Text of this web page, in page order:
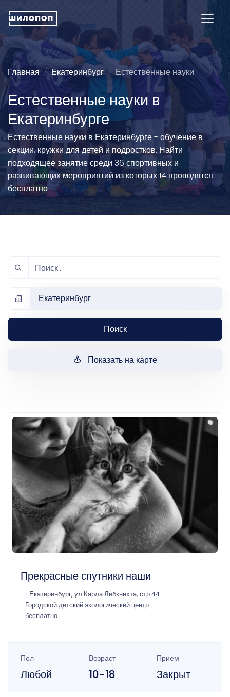
Главная Екатеринбург Естественные науки
Естественные науки в
Екатеринбурге
Естественные науки в Екатеринбурге - обучение в
секции, кружки для детей и подростков. Найти
подходящее занятие среди 36 спортивных и
развивающих мероприятий из которых 14 проводятся
бесплатно
Екатеринбург
Поиск
Показать на карте
Прекрасные спутники наши
г Екатеринбург, ул Карла Либкнехта, стр 44
Городской детский экологический центр
бесплатно
Пол
Любой
Возраст
10-18
Прием
Закрыт